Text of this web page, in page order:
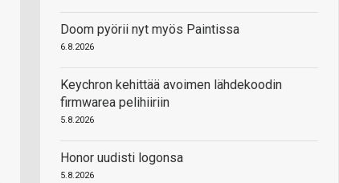
Doom pyörii nyt myös Paintissa
6.8.2026
Keychron kehittää avoimen lähdekoodin
firmwarea pelihiiriin
5.8.2026
Honor uudisti logonsa
5.8.2026